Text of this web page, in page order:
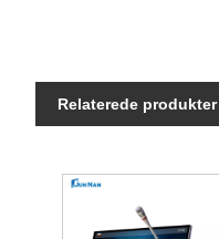
Relaterede produkter